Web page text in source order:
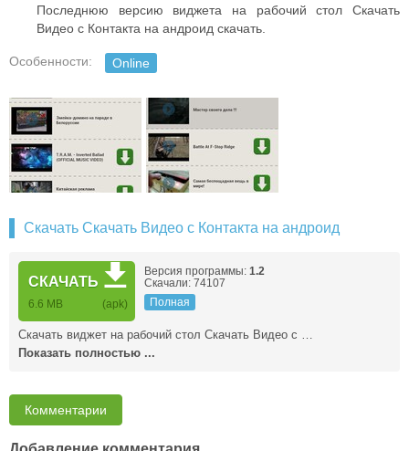
Последнюю версию виджета на рабочий стол Скачать
Видео с Контакта на андроид скачать.
Особенности: Online
Скачать Скачать Видео с Контакта на андроид
СКАЧАТЬ
6.6 MB (apk)
Версия программы: 1.2
Скачали: 74107
Полная
Скачать виджет на рабочий стол Скачать Видео с …
Показать полностью ...
Комментарии